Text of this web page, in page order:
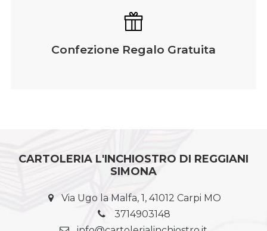
Confezione Regalo Gratuita
CARTOLERIA L'INCHIOSTRO DI REGGIANI
SIMONA
Via Ugo la Malfa, 1, 41012 Carpi MO
3714903148